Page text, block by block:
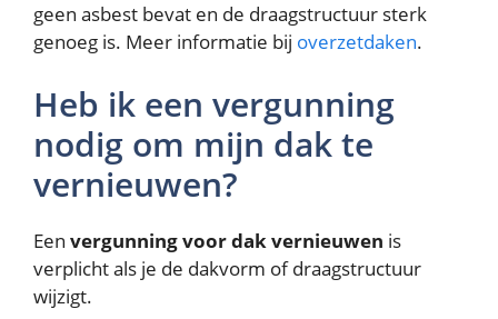
geen asbest bevat en de draagstructuur sterk
genoeg is. Meer informatie bij overzetdaken.
Heb ik een vergunning
nodig om mijn dak te
vernieuwen?
Een vergunning voor dak vernieuwen is
verplicht als je de dakvorm of draagstructuur
wijzigt.